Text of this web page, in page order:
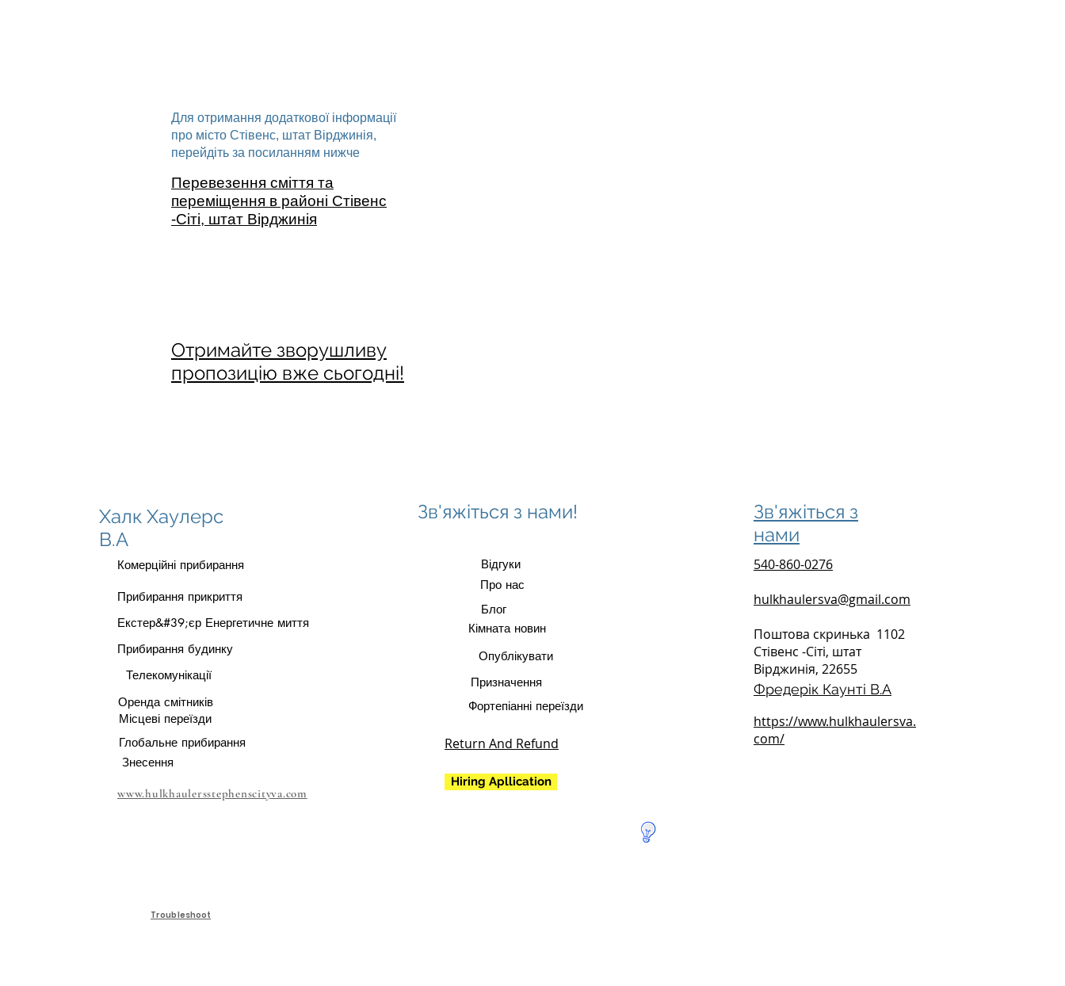
Для отримання додаткової інформації
про місто Стівенс, штат Вірджинія,
перейдіть за посиланням нижче
Перевезення сміття та
переміщення в районі Стівенс
-Сіті, штат Вірджинія
Отримайте зворушливу
пропозицію вже сьогодні!
Халк Хаулерс
В.А
Зв'яжіться з нами!
Зв'яжіться з
нами
Комерційні прибирання
Прибирання прикриття
Екстер&#39;єр Енергетичне миття
Прибирання будинку
Телекомунікації
Оренда смітників
Місцеві переїзди
Глобальне прибирання
Знесення
www.hulkhaulersstephenscityva.com
Відгуки
Про нас
Блог
Кімната новин
Опублікувати
Призначення
Фортепіанні переїзди
Return And Refund
Hiring Apllication
540-860-0276
hulkhaulersva@gmail.com
Поштова скринька 1102
Стівенс -Сіті, штат
Вірджинія, 22655
https://www.hulkhaulersva.
com/
Фредерік Каунті В.А
Troubleshoot